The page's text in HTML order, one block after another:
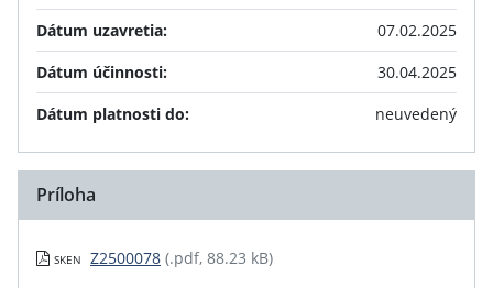
Dátum uzavretia:
07.02.2025
Dátum účinnosti:
30.04.2025
Dátum platnosti do:
neuvedený
Príloha
SKEN Z2500078 (.pdf, 88.23 kB)